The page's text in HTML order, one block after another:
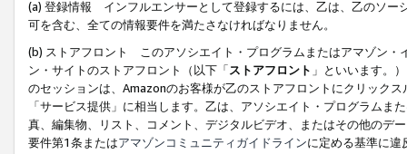
(a) 登録情報 インフルエンサーとして登録するには、乙は、乙のソー
可を含む、全ての情報要件を満たさなければなりません。
(b) ストアフロント このアソシエイト・プログラムまたはアマゾン・
ン・サイトのストアフロント（以下「ストアフロント 」といいます。
のセッションは、Amazonのお客様が乙のストアフロントにクリック
「サービス提供」に相当します。乙は、アソシエイト・プログラム
真、編集物、リスト、コメント、デジタルビデオ、またはその他のデ
要件第1条またはアマゾンコミュニティガイドラインに定める基準に違